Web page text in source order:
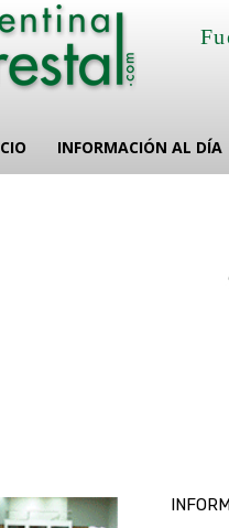
INFORMACIÓN AL DÍA